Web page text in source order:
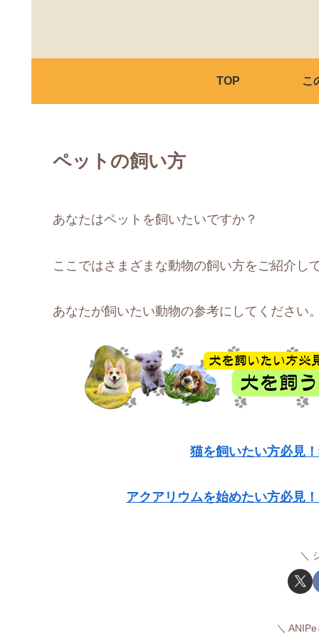
TOP こ
ペットの飼い方
あなたはペットを飼いたいですか？
ここではさまざまな動物の飼い方をご紹介し
あなたが飼いたい動物の参考にしてください
猫を飼いたい方必見
アクアリウムを始めたい方必見